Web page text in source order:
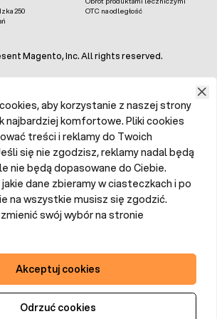
mogą być stosowane w tunelach
grządkach. Ważne jest, aby
rodzaj agrowłókniny do konkretnych
znajdą Państwo różne rodzaje
znajdzie materiał idealnie dopasowany
również agrotkaniny oraz
, która jest idealna do okrywania roślin
stosować agrowłókninę
wykorzystać zaletyagrowłókniny
odpowiednio stosować. Gleba musi
przygotowana, a więc trzeba usunąć
rozkłada się równomiernie na całej
starając się, żeby nie było żadnych
Agrowłóknina ściółkująca
do podłoża, aby nie podrywał
zwierzęta. Można to zrobić za
ogrodowych lub zakotwiczników
250
OTC na odległość
Magento, Inc. All rights reserved.
aby korzystanie z naszej strony
najbardziej komfortowe. Pliki cookies
treści i reklamy do Twoich
się nie zgodzisz, reklamy nadal będą
nie będą dopasowane do Ciebie.
dane zbieramy w ciasteczkach i po
na wszystkie musisz się zgodzić.
swój wybór na stronie
Akceptuj cookies
Odrzuć cookies